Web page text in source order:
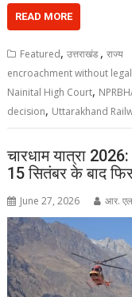
READ MORE
Featured,उत्तराखंड,राज्य
encroachment without
Nainital High Court,
decision, Uttarakhand
चारधाम यात्रा
15 सितंबर के बाद
June 27, 2026 आर.